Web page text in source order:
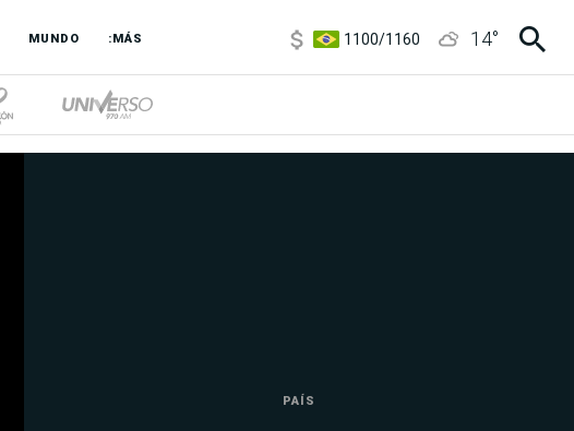
MUNDO :MÁS
3,8/4
14°
PAÍS